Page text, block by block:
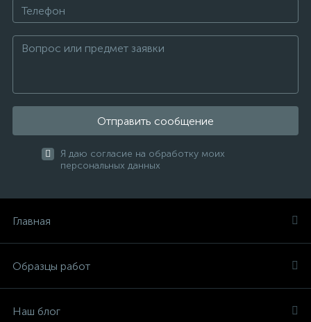
Отправить сообщение
Я даю согласие на обработку моих
персональных данных
Главная
Образцы работ
Наш блог